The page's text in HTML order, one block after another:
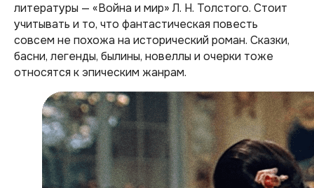
литературы — «Война и мир» Л. Н. Толстого. Стоит
учитывать и то, что фантастическая повесть
совсем не похожа на исторический роман. Сказки,
басни, легенды, былины, новеллы и очерки тоже
относятся к эпическим жанрам.